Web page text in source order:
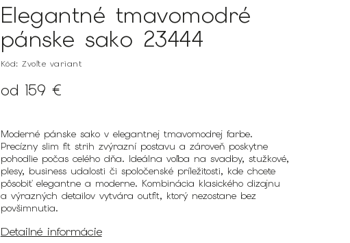
Elegantné tmavomodré
pánske sako 23444
Kód: Zvoľte variant
od 159 €
Moderné pánske sako v elegantnej tmavomodrej farbe.
Precízny slim fit strih zvýrazní postavu a zároveň poskytne
pohodlie počas celého dňa. Ideálna voľba na svadby, stužkové,
plesy, business udalosti či spoločenské príležitosti, kde chcete
pôsobiť elegantne a moderne. Kombinácia klasického dizajnu
a výrazných detailov vytvára outfit, ktorý nezostane bez
povšimnutia.
Detailné informácie